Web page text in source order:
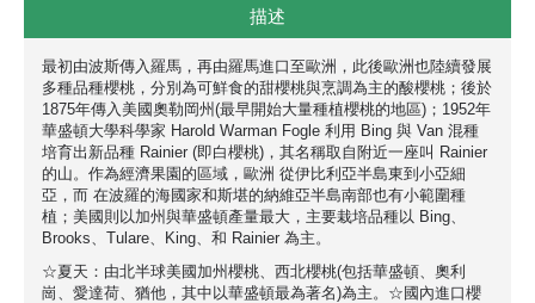
描述
最初由波斯傳入羅馬，再由羅馬進口至歐洲，此後歐洲也陸續發展
多種品種櫻桃，分別為可鮮食的甜櫻桃與烹調為主的酸櫻桃；後於
1875年傳入美國奧勒岡州(最早開始大量種植櫻桃的地區)；1952年
華盛頓大學科學家 Harold Warman Fogle 利用 Bing 與 Van 混種
培育出新品種 Rainier (即白櫻桃)，其名稱取自附近一座叫 Rainier
的山。作為經濟果園的區域，歐洲 從伊比利亞半島東到小亞細
亞，而 在波羅的海國家和斯堪的納維亞半島南部也有小範圍種
植；美國則以加州與華盛頓產量最大，主要栽培品種以 Bing、
Brooks、Tulare、King、和 Rainier 為主。
☆夏天：由北半球美國加州櫻桃、西北櫻桃(包括華盛頓、奧利
崗、愛達荷、猶他，其中以華盛頓最為著名)為主。☆國內進口櫻